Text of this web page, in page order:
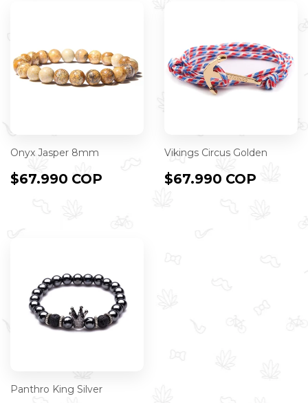
Onyx Jasper 8mm
PRECIO
$67.990 COP $67.990
Vikings Circus Golden
PRECIO
$67.990 COP
Panthro King Silver